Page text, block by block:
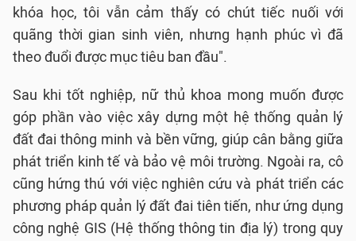
khóa học, tôi vẫn cảm thấy có chút tiếc nuối với
quãng thời gian sinh viên, nhưng hạnh phúc vì đã
theo đuổi được mục tiêu ban đầu".
Sau khi tốt nghiệp, nữ thủ khoa mong muốn được
góp phần vào việc xây dựng một hệ thống quản lý
đất đai thông minh và bền vững, giúp cân bằng giữa
phát triển kinh tế và bảo vệ môi trường. Ngoài ra, cô
cũng hứng thú với việc nghiên cứu và phát triển các
phương pháp quản lý đất đai tiên tiến, như ứng dụng
công nghệ GIS (Hệ thống thông tin địa lý) trong quy